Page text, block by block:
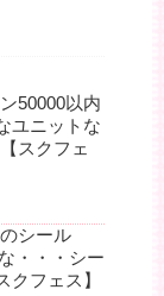
50000以内
ユニットな
スクフェ
シール
・・・シー
クフェス】